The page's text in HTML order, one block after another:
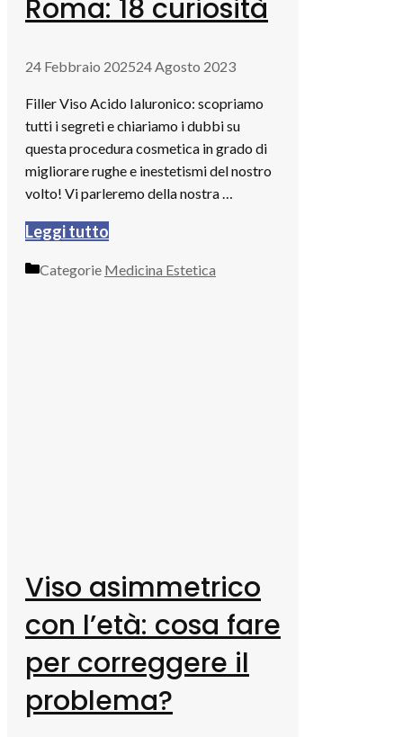
Roma: 18 curiosità
24 Febbraio 202524 Agosto 2023
Filler Viso Acido Ialuronico: scopriamo
tutti i segreti e chiariamo i dubbi su
questa procedura cosmetica in grado di
migliorare rughe e inestetismi del nostro
volto! Vi parleremo della nostra …
Leggi tutto
Categorie Medicina Estetica
Viso asimmetrico
con l’età: cosa fare
per correggere il
problema?